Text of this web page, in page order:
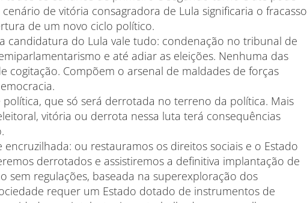
de vitória consagradora de Lula significaria o fracasso
de um novo ciclo político.
candidatura do Lula vale tudo: condenação no tribunal de
e até adiar as eleições. Nenhuma das
cogitação. Compõem o arsenal de maldades de forças
que só será derrotada no terreno da política. Mais
vitória ou derrota nessa luta terá consequências
ou restauramos os direitos sociais e o Estado
derrotados e assistiremos a definitiva implantação de
sem regulações, baseada na superexploração dos
requer um Estado dotado de instrumentos de